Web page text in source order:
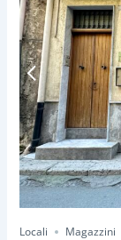
Locali Magazzini